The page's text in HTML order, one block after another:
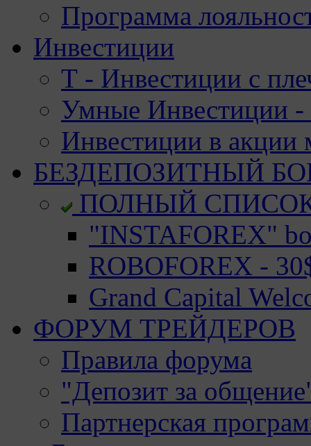
Программа
Инвестиции
Т - Инвестиции с
Умные Инвестиции -
Инвестиции в акции
БЕЗДЕПОЗИТНЫЙ
ПОЛНЫЙ
"INSTAFOREX"
ROBOFOREX -
Grand Capital
ФОРУМ ТРЕЙДЕРОВ
Правила форума
"Депозит за
Партнерская